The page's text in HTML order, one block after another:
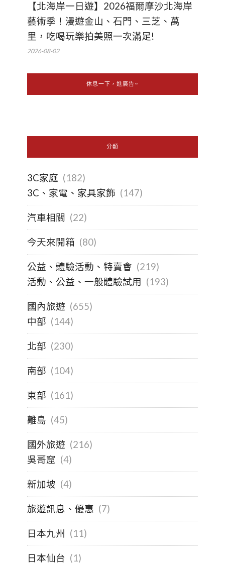
【北海岸一日遊】2026福爾摩沙北海岸
藝術季！漫遊金山、石門、三芝、萬
里，吃喝玩樂拍美照一次滿足!
2026-08-02
休息一下，進廣告~
分類
3C家庭 (182)
3C、家電、家具家飾 (147)
汽車相關 (22)
今天來開箱 (80)
公益、體驗活動、特賣會 (219)
活動、公益、一般體驗試用 (193)
國內旅遊 (655)
中部 (144)
北部 (230)
南部 (104)
東部 (161)
離島 (45)
國外旅遊 (216)
吳哥窟 (4)
新加坡 (4)
旅遊訊息、優惠 (7)
日本九州 (11)
日本仙台 (1)